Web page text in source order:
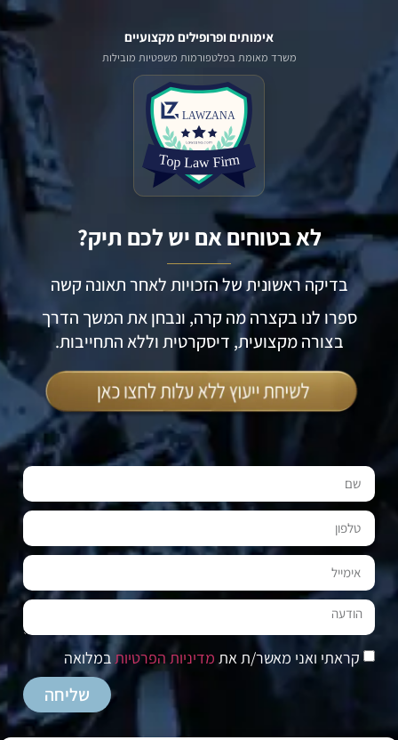
אימותים ופרופילים מקצועיים
משרד מאומת בפלטפורמות משפטיות מובילות
לא בטוחים אם יש לכם תיק?
בדיקה ראשונית של הזכויות לאחר תאונה קשה
ספרו לנו בקצרה מה קרה, ונבחן את המשך הדרך
בצורה מקצועית, דיסקרטית וללא התחייבות.
קראתי ואני מאשר/ת את מדיניות הפרטיות במלואה
שליחה